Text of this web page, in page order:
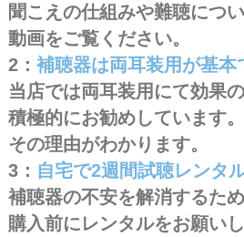
聞こえの仕組みや難聴につ
動画をご覧ください。
2： 補聴器は両耳装用が基本
当店では両耳装用にて効果の
積極的にお勧めしています。
その理由がわかります。
3： 自宅で2週間試聴レンタ
補聴器の不安を解消するため
購入前にレンタルをお願いし